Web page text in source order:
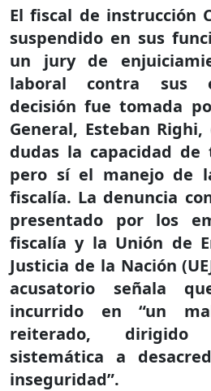
El fiscal de instrucción
suspendido en sus
un jury de
laboral contra sus
decisión fue tomada
General, Esteban
dudas la capacidad de
pero sí el manejo de
fiscalía. La denuncia
presentado por los
fiscalía y la Unión de
Justicia de la Nación
acusatorio señala
incurrido en “un
reiterado,
sistemática a
inseguridad”.